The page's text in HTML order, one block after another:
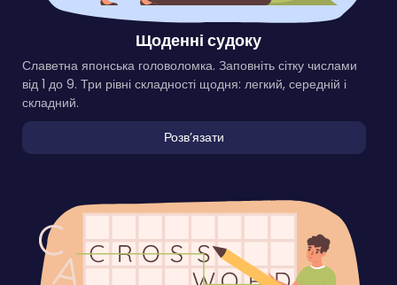
Щоденні судоку
Славетна японська головоломка. Заповніть сітку числами
від 1 до 9. Три рівні складності щодня: легкий, середній і
складний.
Розвʼязати